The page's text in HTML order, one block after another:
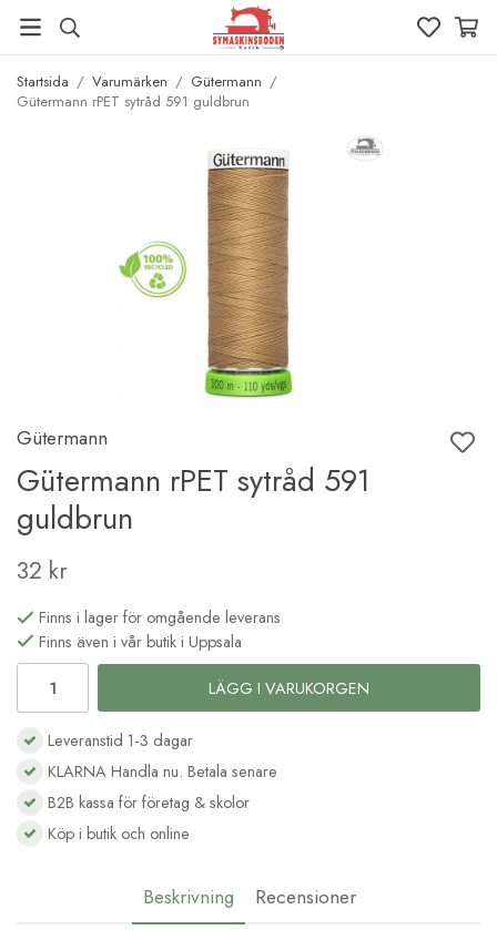
Startsida / Varumärken / Gütermann /
Gütermann rPET sytråd 591 guldbrun
Gütermann
Gütermann rPET sytråd 591
guldbrun
32 kr
Finns i lager för omgående leverans
Finns även i vår butik i Uppsala
LÄGG I VARUKORGEN
Leveranstid 1-3 dagar
KLARNA Handla nu. Betala senare
B2B kassa för företag & skolor
Köp i butik och online
Beskrivning Recensioner